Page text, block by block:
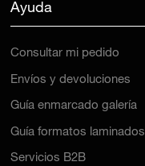
Ayuda
Consultar mi pedido
Envíos y devoluciones
Guía enmarcado galería
Guía formatos laminados
Servicios B2B